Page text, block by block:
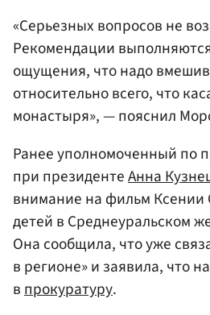
«Серьезных вопросов не
Рекомендации
ощущения, что надо
относительно всего, что
монастыря», — пояснил
Ранее уполномоченный по
при президентеАнна
внимание на фильм Ксении
детей в Среднеуральском
Она сообщила, что уже
в регионе» и заявила, что
впрокуратуру.